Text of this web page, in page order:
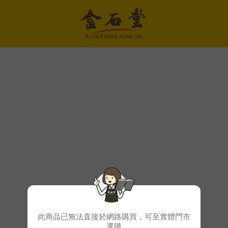
此商品已無法直接於網路購買，可至實體門市
選購